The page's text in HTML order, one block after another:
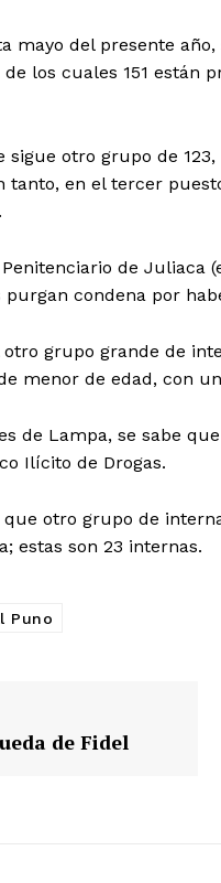
mayo del presente
los cuales 151 están
sigue otro grupo de
tanto, en el tercer
de Juliaca
purgan condena por
grupo grande de
menor de edad, con
de Lampa, se sabe
Ilícito de Drogas.
otro grupo de
estas son 23 internas.
Puno
de Fidel